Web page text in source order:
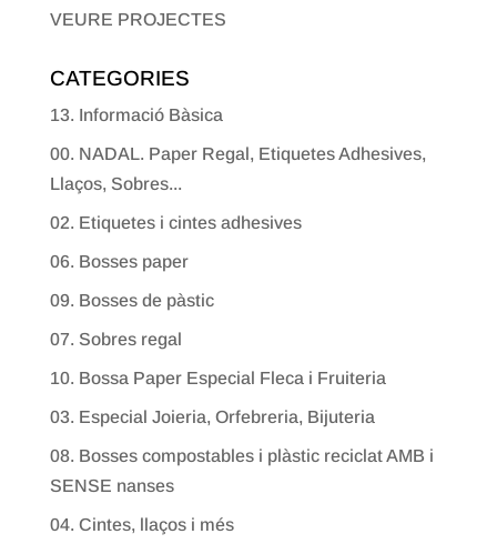
VEURE PROJECTES
CATEGORIES
13. Informació Bàsica
00. NADAL. Paper Regal, Etiquetes Adhesives,
Llaços, Sobres...
02. Etiquetes i cintes adhesives
06. Bosses paper
09. Bosses de pàstic
07. Sobres regal
10. Bossa Paper Especial Fleca i Fruiteria
03. Especial Joieria, Orfebreria, Bijuteria
08. Bosses compostables i plàstic reciclat AMB i
SENSE nanses
04. Cintes, llaços i més